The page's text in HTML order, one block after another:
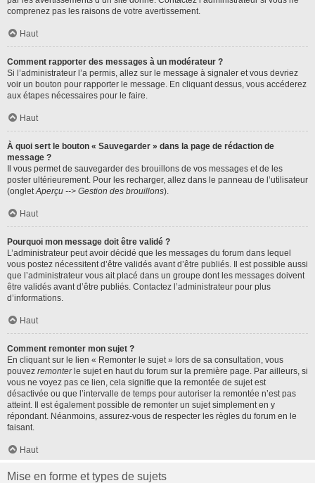
comprenez pas les raisons de votre avertissement.
Haut
Comment rapporter des messages à un modérateur ?
Si l’administrateur l’a permis, allez sur le message à signaler et vous devriez
voir un bouton pour rapporter le message. En cliquant dessus, vous accéderez
aux étapes nécessaires pour le faire.
Haut
À quoi sert le bouton « Sauvegarder » dans la page de rédaction de
message ?
Il vous permet de sauvegarder des brouillons de vos messages et de les
poster ultérieurement. Pour les recharger, allez dans le panneau de l’utilisateur
(ongletAperçu --> Gestion des brouillons).
Haut
Pourquoi mon message doit être validé ?
L’administrateur peut avoir décidé que les messages du forum dans lequel
vous postez nécessitent d’être validés avant d’être publiés. Il est possible aussi
que l’administrateur vous ait placé dans un groupe dont les messages doivent
être validés avant d’être publiés. Contactez l’administrateur pour plus
d’informations.
Haut
Comment remonter mon sujet ?
En cliquant sur le lien « Remonter le sujet » lors de sa consultation, vous
pouvez remonterle sujet en haut du forum sur la première page. Par ailleurs, si
vous ne voyez pas ce lien, cela signifie que la remontée de sujet est
désactivée ou que l’intervalle de temps pour autoriser la remontée n’est pas
atteint. Il est également possible de remonter un sujet simplement en y
répondant. Néanmoins, assurez-vous de respecter les règles du forum en le
faisant.
Haut
Mise en forme et types de sujets